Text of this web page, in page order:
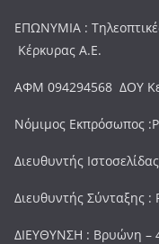
ΕΠΩΝΥΜΙΑ :
Κέρκυρας Α.Ε.
ΑΦΜ 094294568 ΔΟΥ
Νόμιμος Εκπρόσωπος
Διευθυντής
Διευθυντής Σύνταξης :
ΔΙΕΥΘΥΝΣΗ : Βρυώνη –